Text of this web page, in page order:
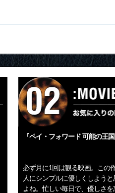
『ペイ・フォワード 可能の王国
必ず月に1回は観る映画。この
人にシンプルに優しくしよう
よね。忙しい毎日で、優しさ